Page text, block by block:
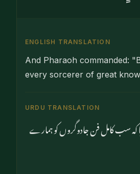
ENGLISH TRANSLATION
And Pharaoh commanded:
every sorcerer of great
URDU TRANSLATION
کہ سب کامل فن جادوگروں کو ہمارے